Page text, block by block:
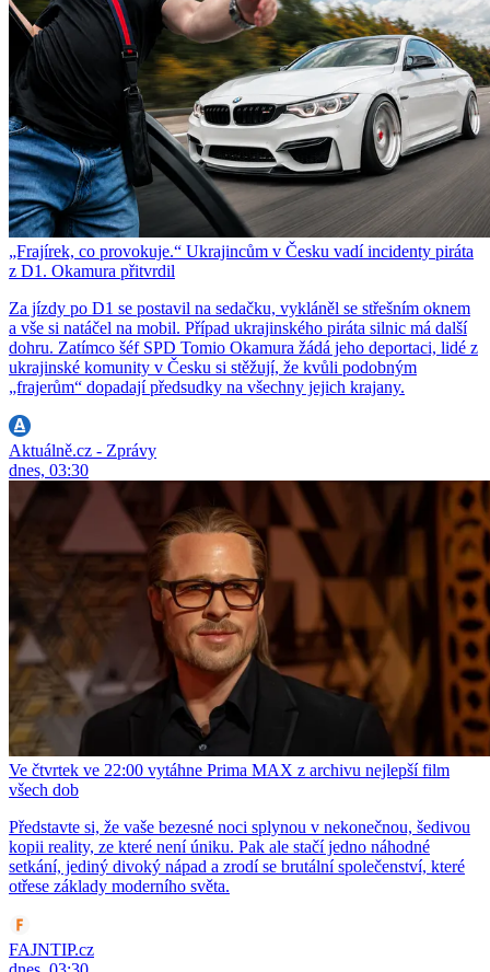
„Frajírek, co provokuje.“ Ukrajincům v Česku vadí incidenty piráta
z D1. Okamura přitvrdil
Za jízdy po D1 se postavil na sedačku, vykláněl se střešním oknem
a vše si natáčel na mobil. Případ ukrajinského piráta silnic má další
dohru. Zatímco šéf SPD Tomio Okamura žádá jeho deportaci, lidé z
ukrajinské komunity v Česku si stěžují, že kvůli podobným
„frajerům“ dopadají předsudky na všechny jejich krajany.
Aktuálně.cz - Zprávy
dnes, 03:30
Ve čtvrtek ve 22:00 vytáhne Prima MAX z archivu nejlepší film
všech dob
Představte si, že vaše bezesné noci splynou v nekonečnou, šedivou
kopii reality, ze které není úniku. Pak ale stačí jedno náhodné
setkání, jediný divoký nápad a zrodí se brutální společenství, které
otřese základy moderního světa.
FAJNTIP.cz